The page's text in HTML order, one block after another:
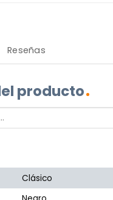
Reseñas
producto
Clásico